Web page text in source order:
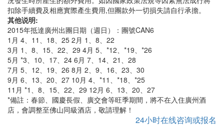
扣除手續費及相應實際產生費用,但團款外一切損失請自行承擔。
其他说明:
2015年抵達廣州出團日期（週日）：團號CAN6
1月 4、11、18、25 2月 1、8、22
3月 1、8、15、22、29 4月 5、*12、*19、*26
5月 *3、10、17、24 6月 7、14、21、28
7月 5、12、19、26 8月 2、9、16、23、30
9月 6、13、20、27 10月 4、*11、*18、*25
11月 *1、8、15、22、29 12月 6、13、20、27
*備註：春節、國慶長假、廣交會等旺季期間，將不在入住廣州酒
店，會調整至佛山同級酒店，敬請理解！
24小时在线咨询或报名